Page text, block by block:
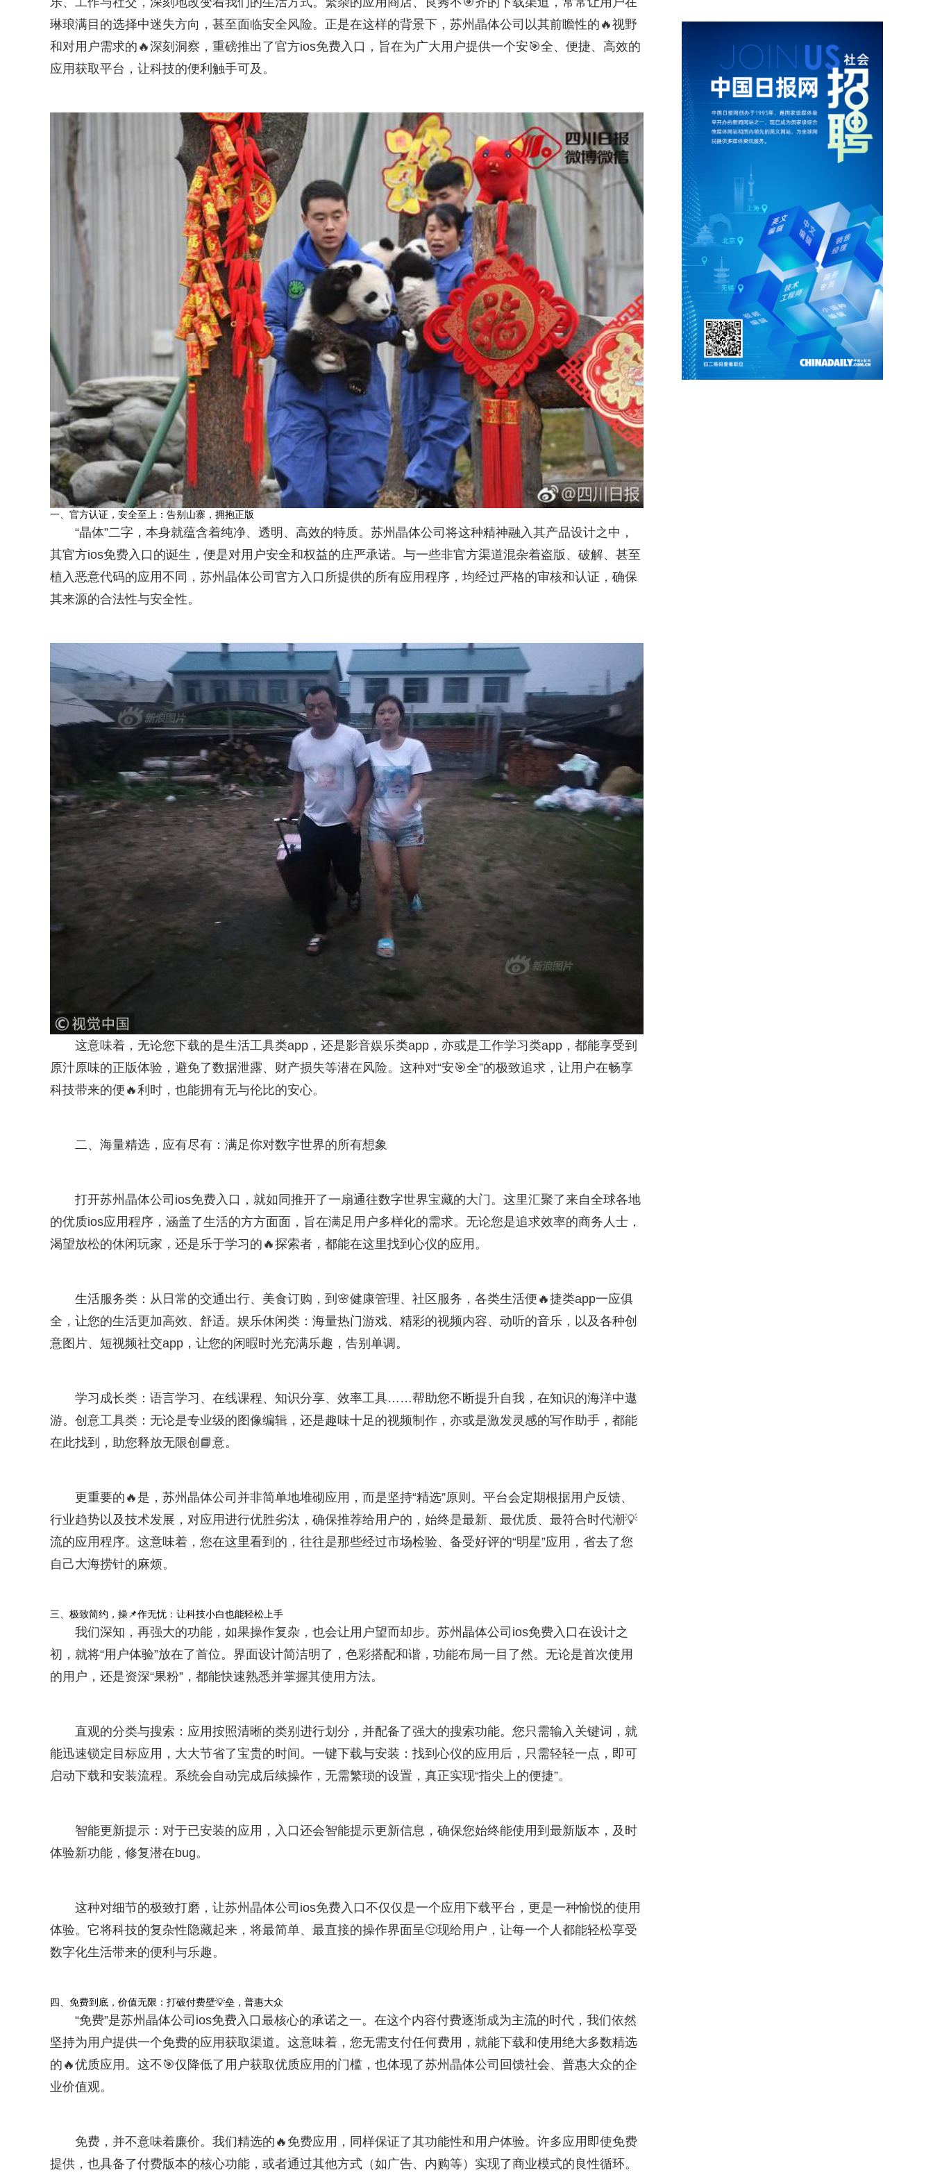
琳琅满目的选择中迷失方向，甚至面临安全风险。正是在这样的背景下，苏州晶体公司以其前瞻性的🔥视野
和对用户需求的🔥深刻洞察，重磅推出了官方ios免费入口，旨在为广大用户提供一个安🎯全、便捷、高效的
应用获取平台，让科技的便利触手可及。
一、官方认证，安全至上：告别山寨，拥抱正版
“晶体”二字，本身就蕴含着纯净、透明、高效的特质。苏州晶体公司将这种精神融入其产品设计之中，
其官方ios免费入口的诞生，便是对用户安全和权益的庄严承诺。与一些非官方渠道混杂着盗版、破解、甚至
植入恶意代码的应用不同，苏州晶体公司官方入口所提供的所有应用程序，均经过严格的审核和认证，确保
其来源的合法性与安全性。
这意味着，无论您下载的是生活工具类app，还是影音娱乐类app，亦或是工作学习类app，都能享受到
原汁原味的正版体验，避免了数据泄露、财产损失等潜在风险。这种对“安🎯全”的极致追求，让用户在畅享
科技带来的便🔥利时，也能拥有无与伦比的安心。
二、海量精选，应有尽有：满足你对数字世界的所有想象
打开苏州晶体公司ios免费入口，就如同推开了一扇通往数字世界宝藏的大门。这里汇聚了来自全球各地
的优质ios应用程序，涵盖了生活的方方面面，旨在满足用户多样化的需求。无论您是追求效率的商务人士，
渴望放松的休闲玩家，还是乐于学习的🔥探索者，都能在这里找到心仪的应用。
生活服务类：从日常的交通出行、美食订购，到🌸健康管理、社区服务，各类生活便🔥捷类app一应俱
全，让您的生活更加高效、舒适。娱乐休闲类：海量热门游戏、精彩的视频内容、动听的音乐，以及各种创
意图片、短视频社交app，让您的闲暇时光充满乐趣，告别单调。
学习成长类：语言学习、在线课程、知识分享、效率工具……帮助您不断提升自我，在知识的海洋中遨
游。创意工具类：无论是专业级的图像编辑，还是趣味十足的视频制作，亦或是激发灵感的写作助手，都能
在此找到，助您释放无限创📘意。
更重要的🔥是，苏州晶体公司并非简单地堆砌应用，而是坚持“精选”原则。平台会定期根据用户反馈、
行业趋势以及技术发展，对应用进行优胜劣汰，确保推荐给用户的，始终是最新、最优质、最符合时代潮💡
流的应用程序。这意味着，您在这里看到的，往往是那些经过市场检验、备受好评的“明星”应用，省去了您
自己大海捞针的麻烦。
三、极致简约，操📌作无忧：让科技小白也能轻松上手
我们深知，再强大的功能，如果操作复杂，也会让用户望而却步。苏州晶体公司ios免费入口在设计之
初，就将“用户体验”放在了首位。界面设计简洁明了，色彩搭配和谐，功能布局一目了然。无论是首次使用
的用户，还是资深“果粉”，都能快速熟悉并掌握其使用方法。
直观的分类与搜索：应用按照清晰的类别进行划分，并配备了强大的搜索功能。您只需输入关键词，就
能迅速锁定目标应用，大大节省了宝贵的时间。一键下载与安装：找到心仪的应用后，只需轻轻一点，即可
启动下载和安装流程。系统会自动完成后续操作，无需繁琐的设置，真正实现“指尖上的便捷”。
智能更新提示：对于已安装的应用，入口还会智能提示更新信息，确保您始终能使用到最新版本，及时
体验新功能，修复潜在bug。
这种对细节的极致打磨，让苏州晶体公司ios免费入口不仅仅是一个应用下载平台，更是一种愉悦的使用
体验。它将科技的复杂性隐藏起来，将最简单、最直接的操作界面呈🙂现给用户，让每一个人都能轻松享受
数字化生活带来的便利与乐趣。
四、免费到底，价值无限：打破付费壁💡垒，普惠大众
“免费”是苏州晶体公司ios免费入口最核心的承诺之一。在这个内容付费逐渐成为主流的时代，我们依然
坚持为用户提供一个免费的应用获取渠道。这意味着，您无需支付任何费用，就能下载和使用绝大多数精选
的🔥优质应用。这不🎯仅降低了用户获取优质应用的门槛，也体现了苏州晶体公司回馈社会、普惠大众的企
业价值观。
免费，并不意味着廉价。我们精选的🔥免费应用，同样保证了其功能性和用户体验。许多应用即使免费
提供，也具备了付费版本的核心功能，或者通过其他方式（如广告、内购等）实现了商业模式的良性循环。